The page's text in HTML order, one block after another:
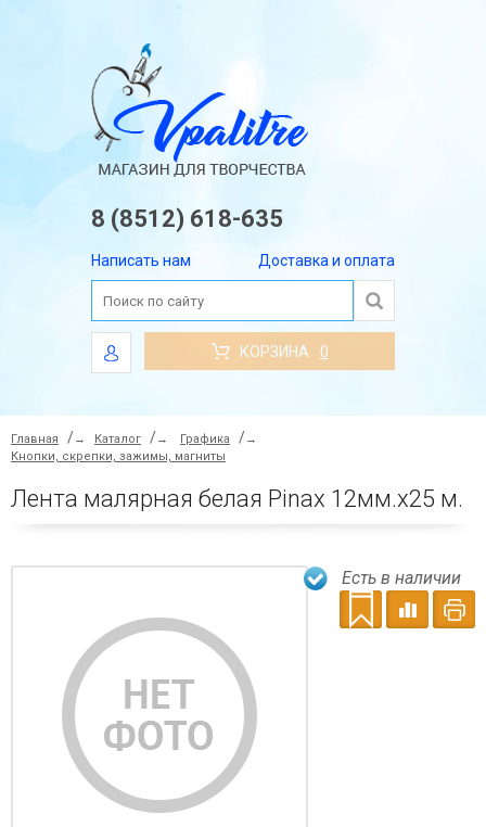
8 (8512) 618-635
Написать нам Доставка и оплата
КОРЗИНА 0
Главная → Каталог → Графика
→
Кнопки, скрепки, зажимы, магниты
Лента малярная белая Pinax 12мм.х25 м.
Есть в наличии